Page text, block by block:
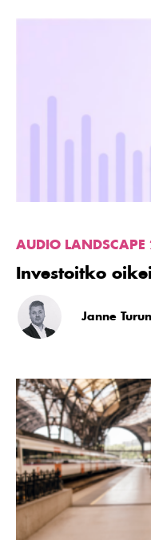
AUDIO
Investoitko
Janne
Lue
artikkeli
Vaikuttavuuden
valtaistuimella
–
valuuttana
muistettavuus